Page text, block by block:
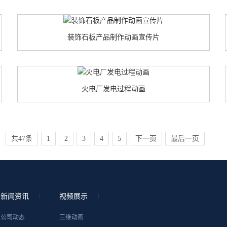
装饰石板产品制作动画宣传片
火电厂发电过程动画
共47条 1 2 3 4 5 下一页 最后一页
新闻资讯
公司动态
视频展示
三维动画